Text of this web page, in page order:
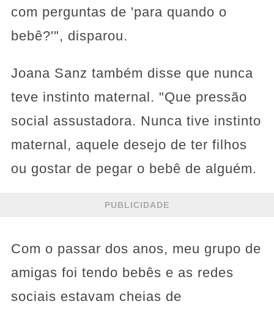
com perguntas de 'para quando o
bebê?'", disparou.
Joana Sanz também disse que nunca
teve instinto maternal. "Que pressão
social assustadora. Nunca tive instinto
maternal, aquele desejo de ter filhos
ou gostar de pegar o bebê de alguém.
PUBLICIDADE
Com o passar dos anos, meu grupo de
amigas foi tendo bebês e as redes
sociais estavam cheias de